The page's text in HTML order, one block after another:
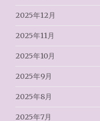
2025年12月
2025年11月
2025年10月
2025年9月
2025年8月
2025年7月